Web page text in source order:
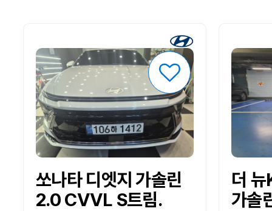
쏘나타 디엣지 가솔린
2.0 CVVL S트림.
더
가솔